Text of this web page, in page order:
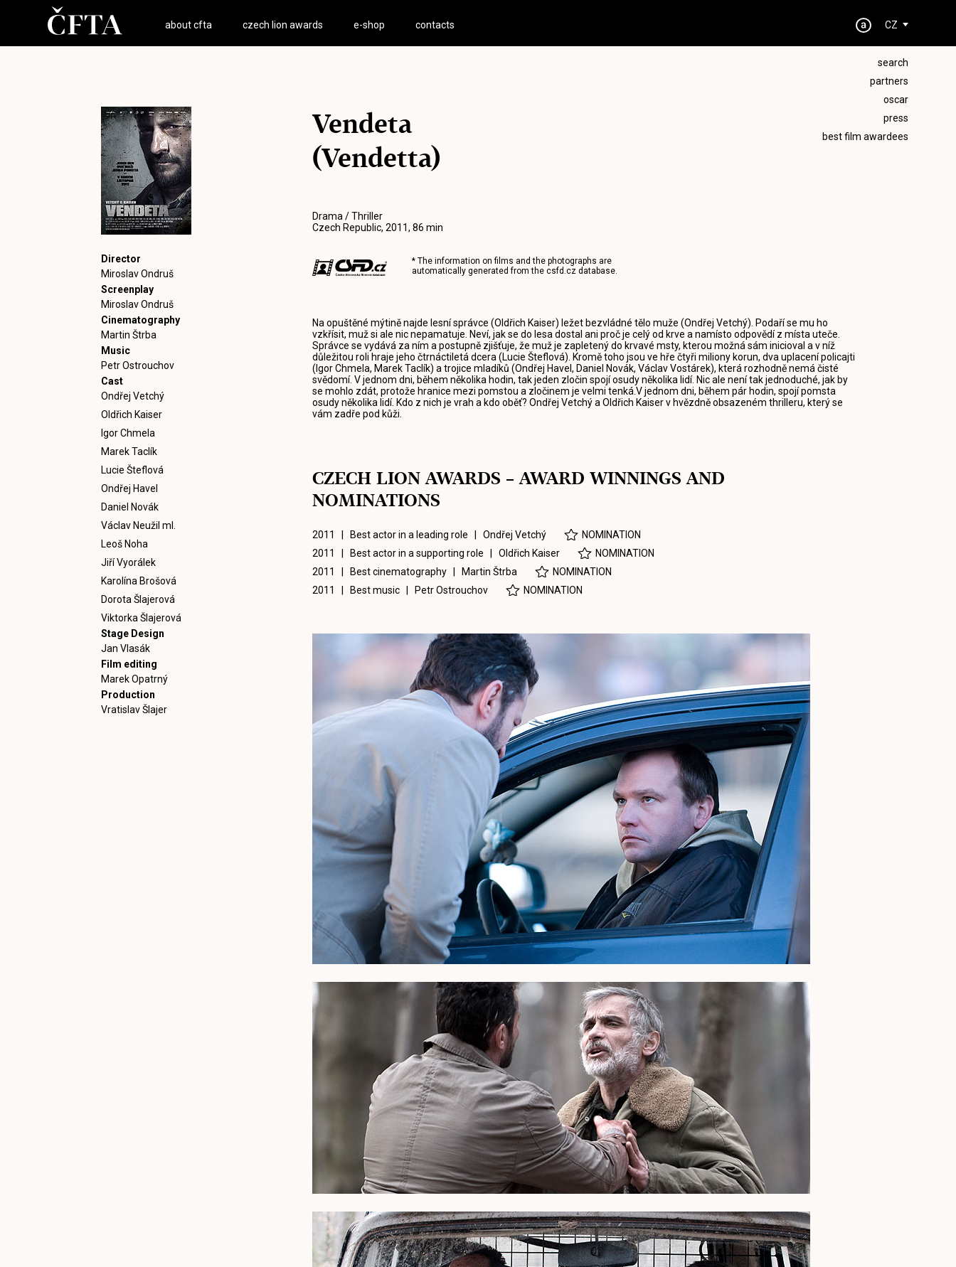
about cfta czech lion awards e-shop contacts CZ
search
partners
oscar
press
best film awardees
Director
Miroslav Ondruš
Screenplay
Miroslav Ondruš
Cinematography
Martin Štrba
Music
Petr Ostrouchov
Cast
Ondřej Vetchý
Oldřich Kaiser
Igor Chmela
Marek Taclík
Lucie Šteflová
Ondřej Havel
Daniel Novák
Václav Neužil ml.
Leoš Noha
Jiří Vyorálek
Karolína Brošová
Dorota Šlajerová
Viktorka Šlajerová
Stage Design
Jan Vlasák
Film editing
Marek Opatrný
Production
Vratislav Šlajer
Vendeta
(Vendetta)
Drama / Thriller
Czech Republic, 2011, 86 min
* The information on films and the photographs are
automatically generated from the csfd.czdatabase.
Na opuštěné mýtině najde lesní správce (Oldřich Kaiser) ležet bezvládné tělo muže (Ondřej Vetchý). Podaří se mu ho
vzkřísit, muž si ale nic nepamatuje. Neví, jak se do lesa dostal ani proč je celý od krve a namísto odpovědí z místa uteče.
Správce se vydává za ním a postupně zjišťuje, že muž je zapletený do krvavé msty, kterou možná sám inicioval a v níž
důležitou roli hraje jeho čtrnáctiletá dcera (Lucie Šteflová). Kromě toho jsou ve hře čtyři miliony korun, dva uplacení policajti
(Igor Chmela, Marek Taclík) a trojice mladíků (Ondřej Havel, Daniel Novák, Václav Vostárek), která rozhodně nemá čisté
svědomí. V jednom dni, během několika hodin, tak jeden zločin spojí osudy několika lidí. Nic ale není tak jednoduché, jak by
se mohlo zdát, protože hranice mezi pomstou a zločinem je velmi tenká.V jednom dni, během pár hodin, spojí pomsta
osudy několika lidí. Kdo z nich je vrah a kdo oběť? Ondřej Vetchý a Oldřich Kaiser v hvězdně obsazeném thrilleru, který se
vám zadře pod kůži.
CZECH LION AWARDS – AWARD WINNINGS AND
NOMINATIONS
2011 | Best actor in a leading role | Ondřej Vetchý
NOMINATION
2011 | Best actor in a supporting role | Oldřich Kaiser
NOMINATION
2011 | Best cinematography |
Martin Štrba
NOMINATION
2011 | Best music |
Petr Ostrouchov NOMINATION